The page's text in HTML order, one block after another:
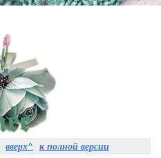
вверх^ к полной версии